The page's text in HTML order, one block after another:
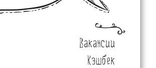
Вакансии
Кэшбек